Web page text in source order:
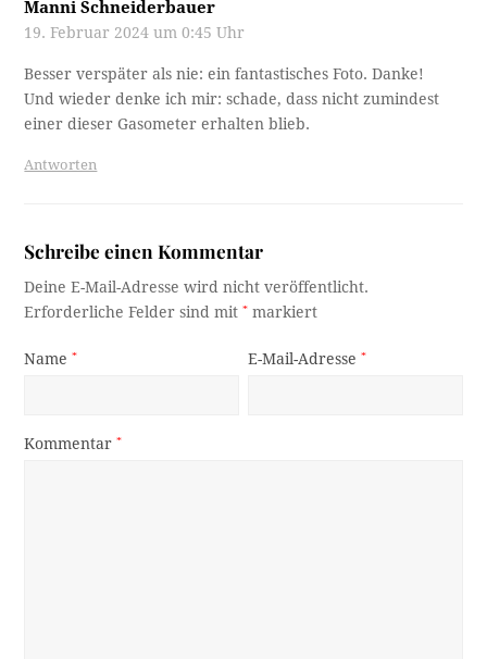
Manni Schneiderbauer
19. Februar 2024 um 0:45 Uhr
Besser verspäter als nie: ein fantastisches Foto. Danke!
Und wieder denke ich mir: schade, dass nicht zumindest
einer dieser Gasometer erhalten blieb.
Antworten
Schreibe einen Kommentar
Deine E-Mail-Adresse wird nicht veröffentlicht.
Erforderliche Felder sind mit* markiert
Name* E-Mail-Adresse*
Kommentar*